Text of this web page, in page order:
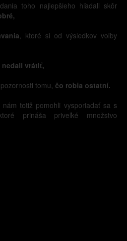
toho najlepšieho hľadali skôr
, ktoré si od výsledkov voľby
nedali vrátiť,
tomu, čo robia ostatní.
totiž pomohli vysporiadať sa s
prináša priveľké množstvo